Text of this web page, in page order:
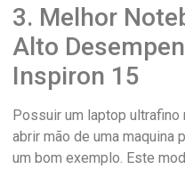
3. Melhor
Alto
Inspiron 15
Possuir um laptop
abrir mão de uma maquina
um bom exemplo. Este